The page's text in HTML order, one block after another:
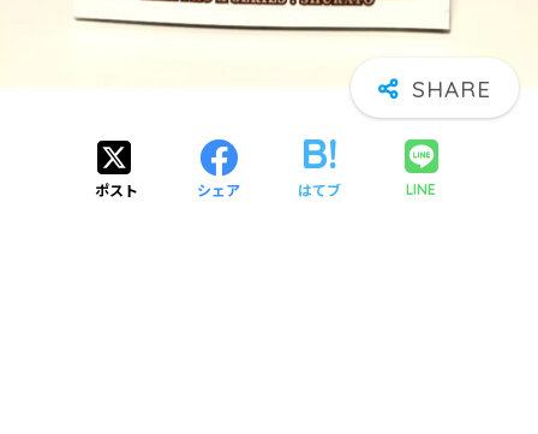
ポスト シェア はてブ LINE